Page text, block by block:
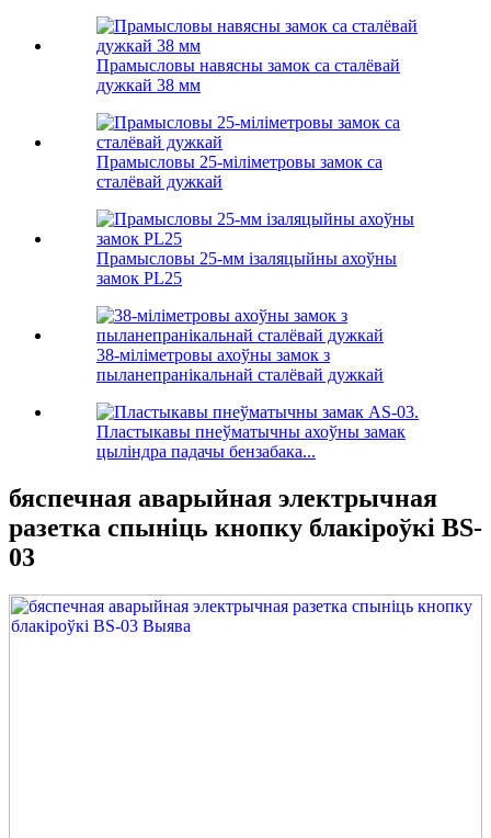
Прамысловы навясны замок са сталёвай
дужкай 38 мм
Прамысловы 25-міліметровы замок са
сталёвай дужкай
Прамысловы 25-мм ізаляцыйны ахоўны
замок PL25
38-міліметровы ахоўны замок з
пыланепранікальнай сталёвай дужкай
Пластыкавы пнеўматычны ахоўны замак
цыліндра падачы бензабака...
бяспечная аварыйная электрычная
разетка спыніць кнопку блакіроўкі BS-
03